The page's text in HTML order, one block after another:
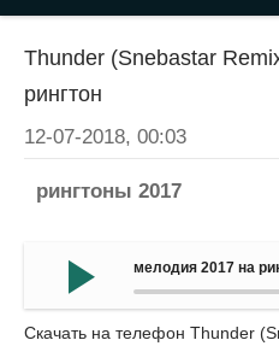
Thunder (Snebastar
рингтон
12-07-2018, 00:03
рингтоны 2017
мелодия 2017 на
Скачать на телефон Thunder